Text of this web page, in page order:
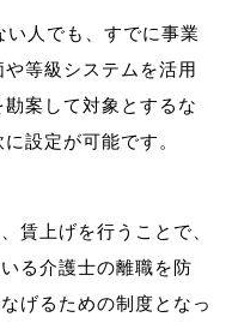
い人でも、すでに事業
等級システムを活用
案して対象とするな
設定が可能です。
賃上げを行うことで、
る介護士の離職を防
げるための制度となっ